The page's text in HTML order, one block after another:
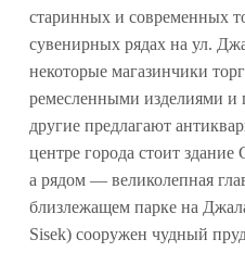
старинных и современных
сувенирных рядах на ул.
некоторые магазинчики
ремесленными изделиями
другие предлагают
центре города стоит
а рядом — великолепная
близлежащем парке на
Sisek) сооружен чудный